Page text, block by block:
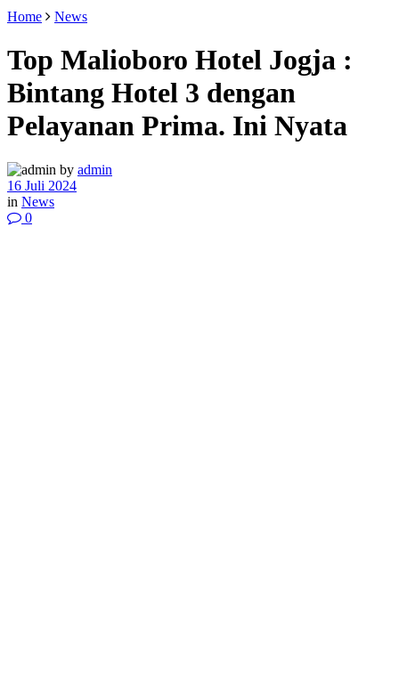
Home News
Top Malioboro Hotel Jogja :
Bintang Hotel 3 dengan
Pelayanan Prima. Ini Nyata
by admin
16 Juli 2024
in News
0